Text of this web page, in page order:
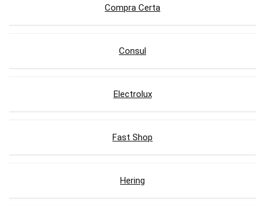
Compra Certa
Consul
Electrolux
Fast Shop
Hering